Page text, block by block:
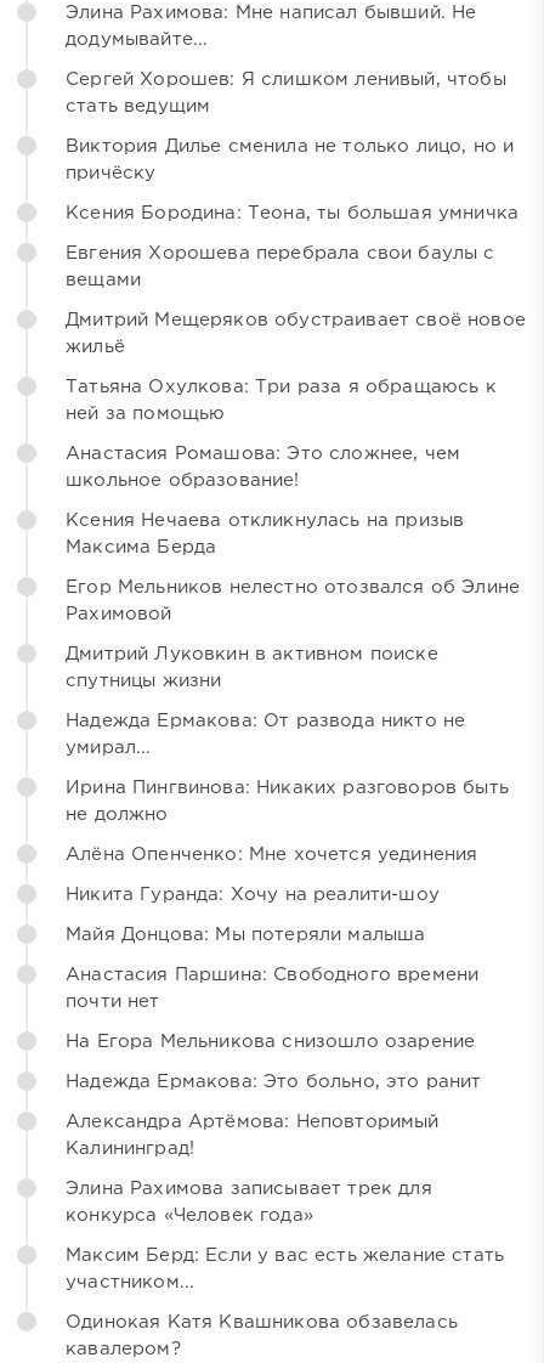
Элина Рахимова: Мне написал бывший. Не
додумывайте...
Сергей Хорошев: Я слишком ленивый, чтобы
стать ведущим
Виктория Дилье сменила не только лицо, но и
причёску
Ксения Бородина: Теона, ты большая умничка
Евгения Хорошева перебрала свои баулы с
вещами
Дмитрий Мещеряков обустраивает своё новое
жильё
Татьяна Охулкова: Три раза я обращаюсь к
ней за помощью
Анастасия Ромашова: Это сложнее, чем
школьное образование!
Ксения Нечаева откликнулась на призыв
Максима Берда
Егор Мельников нелестно отозвался об Элине
Рахимовой
Дмитрий Луковкин в активном поиске
спутницы жизни
Надежда Ермакова: От развода никто не
умирал...
Ирина Пингвинова: Никаких разговоров быть
не должно
Алёна Опенченко: Мне хочется уединения
Никита Гуранда: Хочу на реалити-шоу
Майя Донцова: Мы потеряли малыша
Анастасия Паршина: Свободного времени
почти нет
На Егора Мельникова снизошло озарение
Надежда Ермакова: Это больно, это ранит
Александра Артёмова: Неповторимый
Калининград!
Элина Рахимова записывает трек для
конкурса «Человек года»
Максим Берд: Если у вас есть желание стать
участником...
Одинокая Катя Квашникова обзавелась
кавалером?